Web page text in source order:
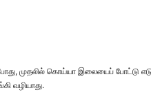
முதலில் கொய்யா இலையைப் போட்டு
வழியாது.